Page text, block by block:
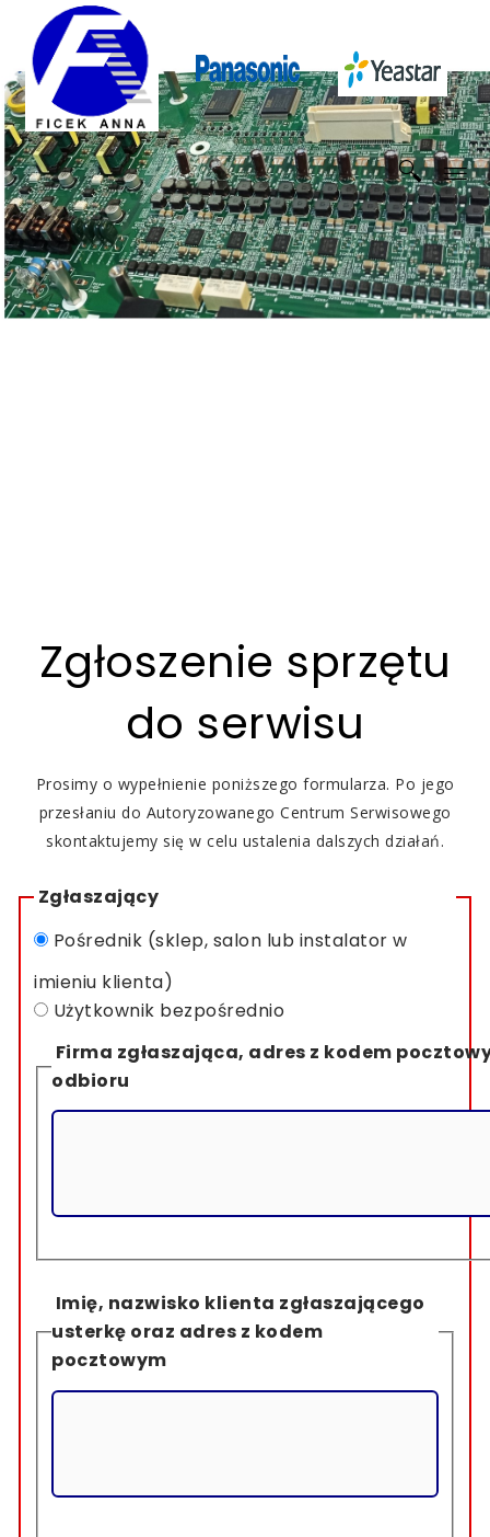
Zgłoszenie sprzętu
do serwisu
Prosimy o wypełnienie poniższego formularza. Po jego
przesłaniu do Autoryzowanego Centrum Serwisowego
skontaktujemy się w celu ustalenia dalszych działań.
Zgłaszający
Pośrednik (sklep, salon lub instalator w
imieniu klienta)
Użytkownik bezpośrednio
Firma zgłaszająca, adres z kodem
odbioru
Imię, nazwisko klienta zgłaszającego
usterkę oraz adres z kodem
pocztowym